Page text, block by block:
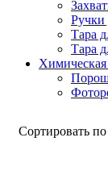
Ручки
Тара
Тара
Сортировать по